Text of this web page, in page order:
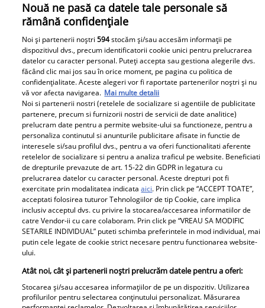
Elle
O mai ții minte pe Janine Sârbu?
Cum arată și cu ce se ocupă
acum fosta soție a lui Adrian
Sârbu și unul dintre cele mai
apreciate modele din anii 90. A
fost decorată recent de
Ministerul Culturii din Franța.
Foto
Noi dezvăluiri despre relația
actuală dintre Andreea Popescu
și Dan Alexa. Relația ei
Nouă ne pasă ca datele tale personale să
rămână confidențiale
Noi și partenerii noștri594stocăm și/sau accesăm informații pe
dispozitivul dvs., precum identificatorii cookie unici pentru prelucrarea
datelor cu caracter personal. Puteți accepta sau gestiona alegerile dvs.
făcând clic mai jos sau în orice moment, pe pagina cu politica de
confidențialitate. Aceste alegeri vor fi raportate partenerilor noștri și nu
vă vor afecta navigarea. Mai multe detalii
Noi si partenerii nostri (retelele de socializare si agentiile de publicitate
partenere, precum si furnizorii nostri de servicii de date analitice)
prelucram date pentru a permite website-ului sa functioneze, pentru a
personaliza continutul si anunturile publicitare afisate in functie de
interesele si/sau profilul dvs., pentru a va oferi functionalitati aferente
retelelor de socializare si pentru a analiza traficul pe website. Beneficiati
de drepturile prevazute de art. 15-22 din GDPR in legatura cu
prelucrarea datelor cu caracter personal. Aceste drepturi pot fi
exercitate prin modalitatea indicataaici. Prin click pe “ACCEPT TOATE”,
acceptati folosirea tuturor Tehnologiilor de tip Cookie, care implica
inclusiv acceptul dvs. cu privire la stocarea/accesarea informatiilor de
catre Vendor-ii cu care colaboram. Prin click pe “VREAU SA MODIFIC
SETARILE INDIVIDUAL” puteti schimba preferintele in mod individual, mai
putin cele legate de cookie strict necesare pentru functionarea website-
ului.
Atât noi, cât și partenerii noștri prelucrăm datele pentru a oferi:
Stocarea și/sau accesarea informațiilor de pe un dispozitiv. Utilizarea
profilurilor pentru selectarea conținutului personalizat. Măsurarea